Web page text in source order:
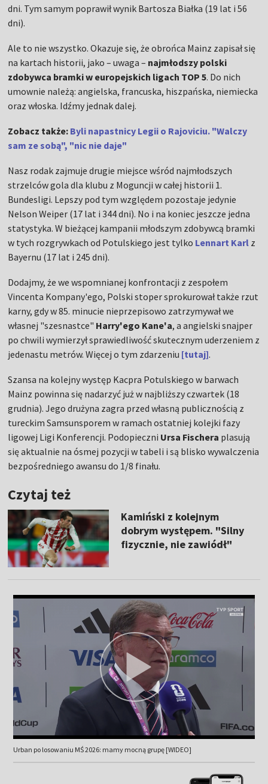
dni. Tym samym poprawił wynik Bartosza Białka (19 lat i 56
dni).
Ale to nie wszystko. Okazuje się, że obrońca Mainz zapisał się
na kartach historii, jako – uwaga – najmłodszy polski
zdobywca bramki w europejskich ligach TOP 5. Do nich
umownie należą: angielska, francuska, hiszpańska, niemiecka
oraz włoska. Idźmy jednak dalej.
Zobacz także: Byli napastnicy Legii o Rajoviciu. "Walczy
sam ze sobą", "nic nie daje"
Nasz rodak zajmuje drugie miejsce wśród najmłodszych
strzelców gola dla klubu z Moguncji w całej historii 1.
Bundesligi. Lepszy pod tym względem pozostaje jedynie
Nelson Weiper (17 lat i 344 dni). No i na koniec jeszcze jedna
statystyka. W bieżącej kampanii młodszym zdobywcą bramki
w tych rozgrywkach od Potulskiego jest tylko Lennart Karl z
Bayernu (17 lat i 245 dni).
Dodajmy, że we wspomnianej konfrontacji z zespołem
Vincenta Kompany'ego, Polski stoper sprokurował także rzut
karny, gdy w 85. minucie nieprzepisowo zatrzymywał we
własnej "szesnastce" Harry'ego Kane'a, a angielski snajper
po chwili wymierzył sprawiedliwość skutecznym uderzeniem z
jedenastu metrów. Więcej o tym zdarzeniu [tutaj].
Szansa na kolejny występ Kacpra Potulskiego w barwach
Mainz powinna się nadarzyć już w najbliższy czwartek (18
grudnia). Jego drużyna zagra przed własną publicznością z
tureckim Samsunsporem w ramach ostatniej kolejki fazy
ligowej Ligi Konferencji. Podopieczni Ursa Fischera plasują
się aktualnie na ósmej pozycji w tabeli i są blisko wywalczenia
bezpośredniego awansu do 1/8 finału.
Czytaj też
Kamiński z kolejnym
dobrym występem. "Silny
fizycznie, nie zawiódł"
Urban po losowaniu MŚ 2026: mamy mocną grupę [WIDEO]